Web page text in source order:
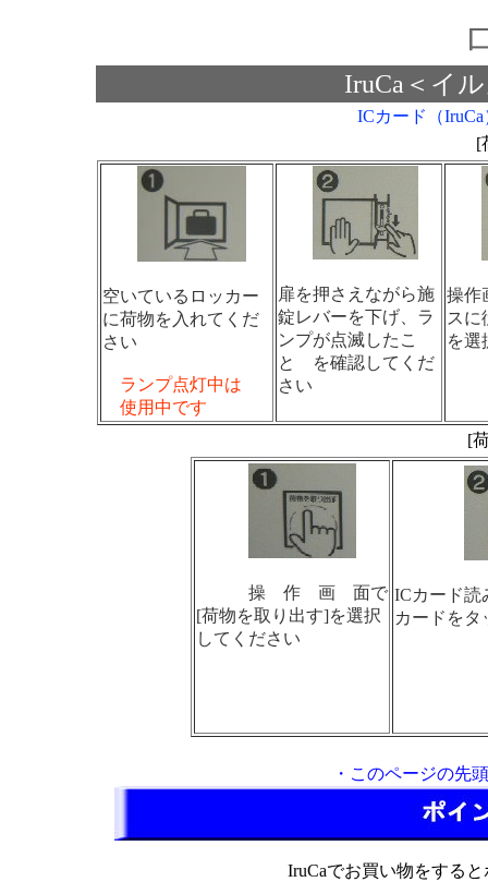
IruCa＜イ
ICカード（
[
空いているロッカー
に荷物を入れてくだ
さい
ランプ点灯中は
使用中です
扉を押さえながら施
錠レバーを下げ、ラ
ンプが点滅したこ
と を確認してくだ
さい
操作
スに
を選
[
操 作 画 面で
[荷物を取り出す]を選択
してください
ICカード読
カードをタ
・ このページの先
IruCaでお買い物をする